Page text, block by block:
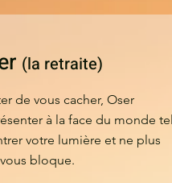
(la retraite)
de vous cacher, Oser
à la face du monde tel
votre lumière et ne plus
bloque.